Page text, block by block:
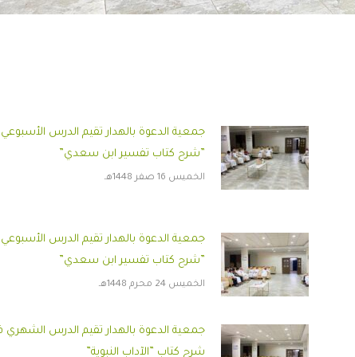
جمعية الدعوة بالهدار تقيم الدرس
”شرح كتاب تفسير ابن سعدي”
الخميس 16 صفر 1448هـ
جمعية الدعوة بالهدار تقيم الدرس
”شرح كتاب تفسير ابن سعدي”
الخميس 24 محرم 1448هـ
جمعية الدعوة بالهدار تقيم الدرس الشهري
شرح كتاب ”الآداب النبوية”